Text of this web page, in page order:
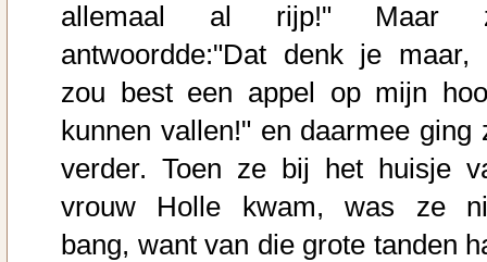
allemaal al rijp!" Maar
antwoordde:"Dat denk je maar,
zou best een appel op mijn
kunnen vallen!" en daarmee ging
verder. Toen ze bij het huisje
vrouw Holle kwam, was ze
bang, want van die grote tanden